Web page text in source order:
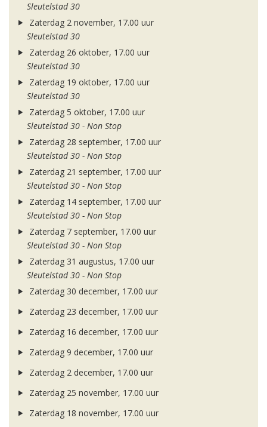
Sleutelstad 30
Zaterdag 2 november, 17.00 uur
Sleutelstad 30
Zaterdag 26 oktober, 17.00 uur
Sleutelstad 30
Zaterdag 19 oktober, 17.00 uur
Sleutelstad 30
Zaterdag 5 oktober, 17.00 uur
Sleutelstad 30 - Non Stop
Zaterdag 28 september, 17.00 uur
Sleutelstad 30 - Non Stop
Zaterdag 21 september, 17.00 uur
Sleutelstad 30 - Non Stop
Zaterdag 14 september, 17.00 uur
Sleutelstad 30 - Non Stop
Zaterdag 7 september, 17.00 uur
Sleutelstad 30 - Non Stop
Zaterdag 31 augustus, 17.00 uur
Sleutelstad 30 - Non Stop
Zaterdag 30 december, 17.00 uur
Zaterdag 23 december, 17.00 uur
Zaterdag 16 december, 17.00 uur
Zaterdag 9 december, 17.00 uur
Zaterdag 2 december, 17.00 uur
Zaterdag 25 november, 17.00 uur
Zaterdag 18 november, 17.00 uur